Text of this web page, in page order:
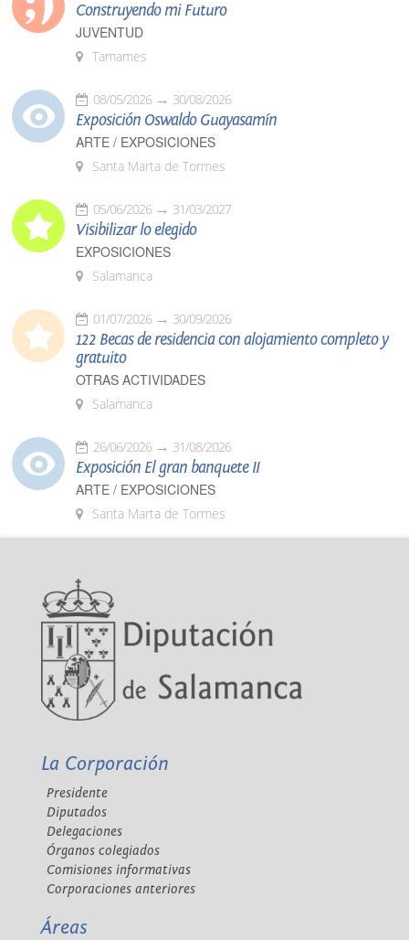
Construyendo mi Futuro
JUVENTUD
Tamames
08/05/2026 30/08/2026
Exposición Oswaldo Guayasamín
ARTE / EXPOSICIONES
Santa Marta de Tormes
05/06/2026 31/03/2027
Visibilizar lo elegido
EXPOSICIONES
Salamanca
01/07/2026 30/09/2026
122 Becas de residencia con alojamiento completo y
gratuito
OTRAS ACTIVIDADES
Salamanca
26/06/2026 31/08/2026
Exposición El gran banquete II
ARTE / EXPOSICIONES
Santa Marta de Tormes
La Corporación
Presidente
Diputados
Delegaciones
Órganos colegiados
Comisiones informativas
Corporaciones anteriores
Áreas